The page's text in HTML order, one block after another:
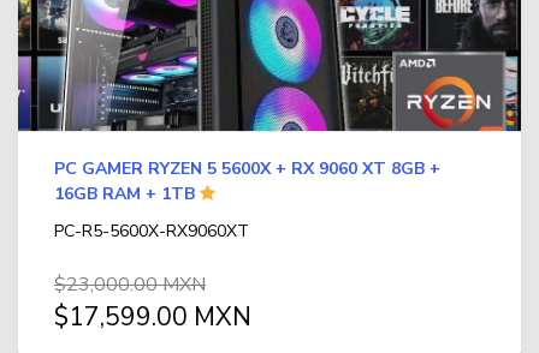
Aviso de privacidad
MEMORIAS (667)
AUDIFONOS Y MICRO (291)
GAMES (24)
TELEFONIA
FAX
TECLADOS
PC GAMER BASICA
PC GAMER RYZEN 5 5600X + RX 9060 XT 8GB +
16GB RAM + 1TB
PC-R5-5600X-RX9060XT
$23,000.00 MXN
$17,599.00 MXN